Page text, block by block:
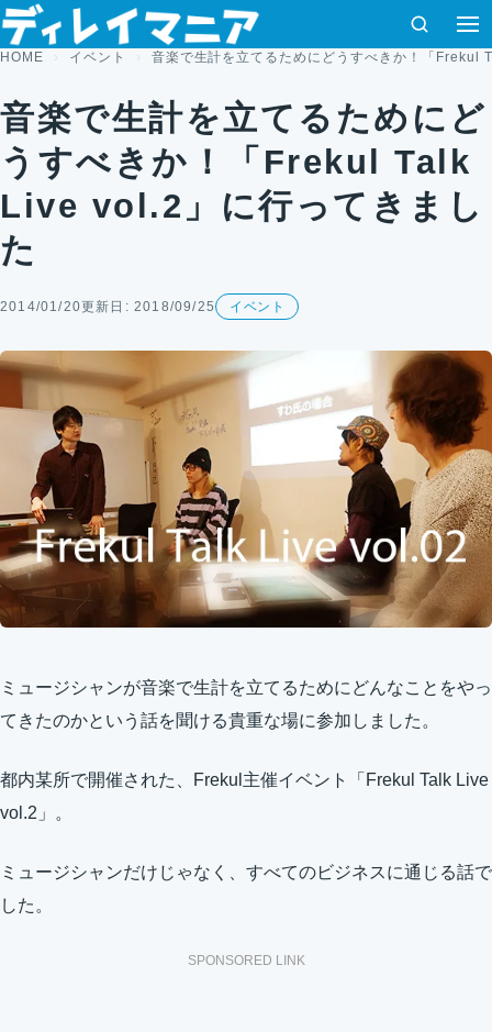
コンテンツへスキップ
検索
HOME イベント 音楽で生計を立てるためにどうすべきか！「Frekul
音楽で生計を立てるためにど
うすべきか！「Frekul Talk
Live vol.2」に行ってきまし
た
2014/01/20更新日: 2018/09/25 イベント
ミュージシャンが音楽で生計を立てるためにどんなことをやっ
てきたのかという話を聞ける貴重な場に参加しました。
都内某所で開催された、Frekul主催イベント「Frekul Talk Live
vol.2」。
ミュージシャンだけじゃなく、すべてのビジネスに通じる話で
した。
SPONSORED LINK